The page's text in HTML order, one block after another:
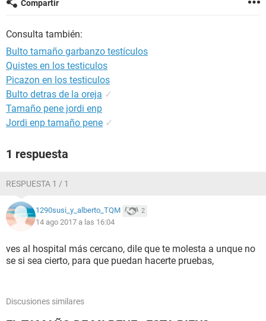
que vuelva arriba, tengo miedo de que sea una torsión
aparte de los nervios y canguelo que me entra por dentro, la
cual es mayor.
Compartir
Consulta también:
Bulto tamaño garbanzo testículos
Quistes en los testiculos
Picazon en los testiculos
Bulto detras de la oreja ✓
Tamaño pene jordi enp
Jordi enp tamaño pene ✓
1 respuesta
RESPUESTA 1 / 1
1290susi_y_alberto_TQM 2
14 ago 2017 a las 16:04
ves al hospital más cercano, dile que te molesta a unque no
se si sea cierto, para que puedan hacerte pruebas,
Discusiones similares